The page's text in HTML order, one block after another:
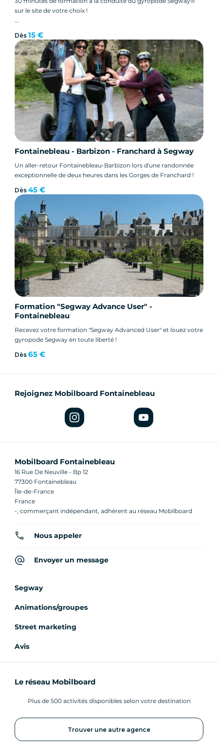
sur le site de votre choix !
Segway sur une demi journée ou une journée et organiser et
proposer des initiations de 10 minutes à 30 minutes payantes ou
offertes par l'organisateur !
Dès 15 €
Fontainebleau - Barbizon - Franchard à Segway
Un aller-retour Fontainebleau-Barbizon lors d'une randonnée
exceptionnelle de deux heures dans les Gorges de Franchard !
Dès 45 €
Formation "Segway Advance User" -
Fontainebleau
Recevez votre formation "Segway Advanced User" et louez votre
gyropode Segway en toute liberté !
Dès 65 €
Rejoignez Mobilboard Fontainebleau
Mobilboard Fontainebleau
16 Rue De Neuville - Bp 12
77300 Fontainebleau
Île-de-France
France
-, commerçant indépendant, adhérent au réseau Mobilboard
Nous appeler
Envoyer un message
Segway
Animations/groupes
Street marketing
Avis
Le réseau Mobilboard
Plus de 500 activités disponibles selon votre destination
Trouver une autre agence